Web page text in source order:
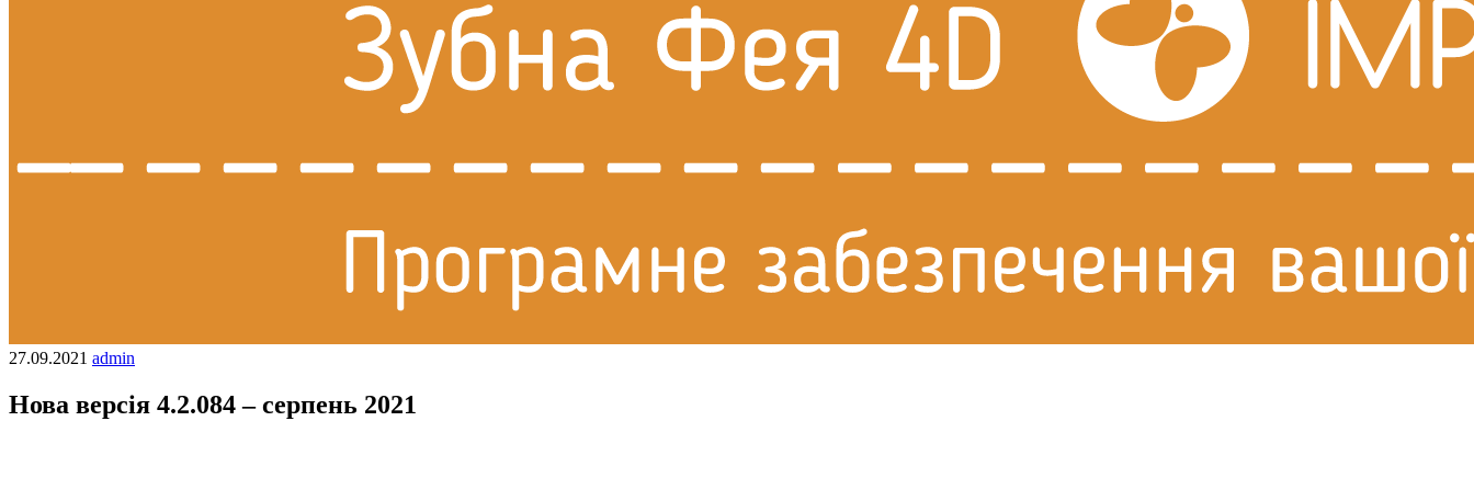
27.09.2021 admin
Нова версія 4.2.084 – серпень 2021